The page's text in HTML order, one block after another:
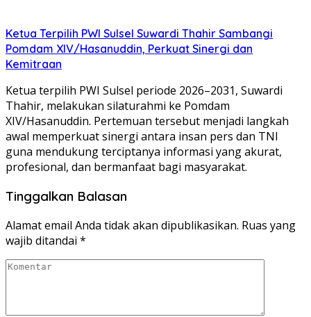
Ketua Terpilih PWI Sulsel Suwardi Thahir Sambangi
Pomdam XIV/Hasanuddin, Perkuat Sinergi dan
Kemitraan
Ketua terpilih PWI Sulsel periode 2026–2031, Suwardi
Thahir, melakukan silaturahmi ke Pomdam
XIV/Hasanuddin. Pertemuan tersebut menjadi langkah
awal memperkuat sinergi antara insan pers dan TNI
guna mendukung terciptanya informasi yang akurat,
profesional, dan bermanfaat bagi masyarakat.
Tinggalkan Balasan
Alamat email Anda tidak akan dipublikasikan. Ruas yang
wajib ditandai *